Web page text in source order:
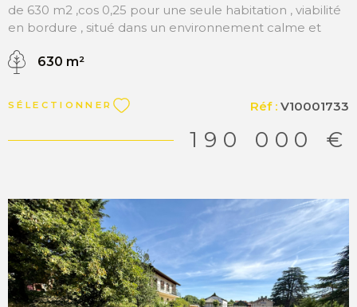
de 630 m2 ,cos 0,25 pour une seule habitation , viabilité
en bordure , situé dans un environnement calme et
construction. Niché dans un secteur résidentiel
entre nature et tranquillité tout en restant proche des
commodités et des grands axes. Sa situation privilégiée
permet de rejoindre rapidement Genève et la frontière
suisse, faisant de ce bien une opportunité idéale pour
de la ville. Avec sa belle exposition et son
environnement campagne, ce terrain constitue un
emplacement parfait pour construire votre future
maison dans un secteur apprécié pour sa qualité de vie
et sa proximité avec le bassin genevois. A découvrir
chez Matesa Immobilier
630 m²
SÉLECTIONNER Réf : V10001733
190 000 €